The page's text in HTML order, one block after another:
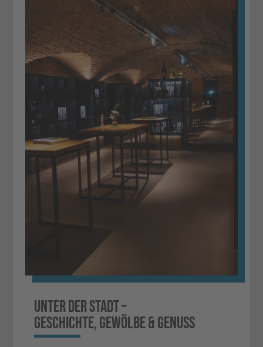
Unter der Stadt –
Geschichte, Gewölbe & Genuss